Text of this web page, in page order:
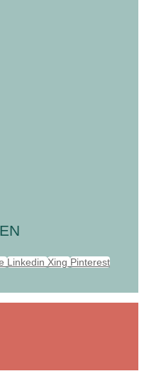
Linkedin Xing Pinterest